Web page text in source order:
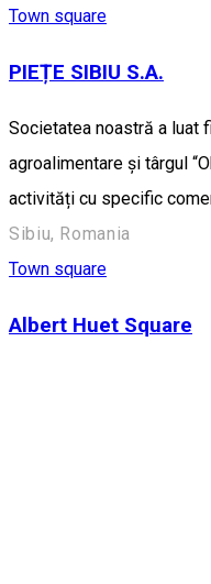
Town square
PIEȚE SIBIU S.A.
Societatea noastră a luat
agroalimentare și târgul
activități cu specific
Sibiu, Romania
Town square
Albert Huet Square